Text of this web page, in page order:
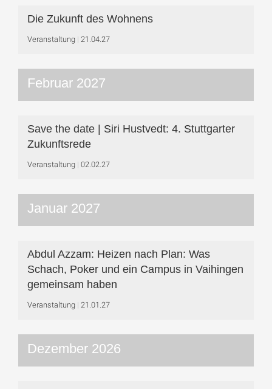
Die Zukunft des Wohnens
Veranstaltung 21.04.27
Februar 2027
Save the date | Siri Hustvedt: 4. Stuttgarter
Zukunftsrede
Veranstaltung 02.02.27
Januar 2027
Abdul Azzam: Heizen nach Plan: Was
Schach, Poker und ein Campus in Vaihingen
gemeinsam haben
Veranstaltung 21.01.27
Dezember 2026